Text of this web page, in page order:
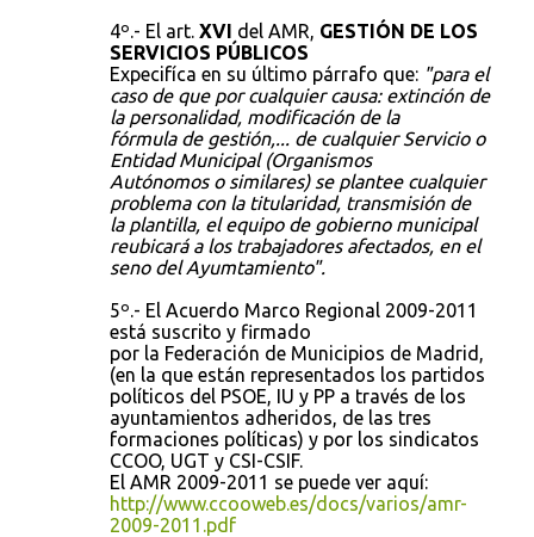
4º.- El art. XVI del AMR, GESTIÓN DE LOS
SERVICIOS PÚBLICOS
Expecifíca en su último párrafo que: "para el
caso de que por cualquier causa: extinción de
la personalidad, modificación de la
fórmula de gestión,... de cualquier Servicio o
Entidad Municipal (Organismos
Autónomos o similares) se plantee cualquier
problema con la titularidad, transmisión de
la plantilla, el equipo de gobierno municipal
reubicará a los trabajadores afectados, en el
seno del Ayumtamiento".
5º.- El Acuerdo Marco Regional 2009-2011
está suscrito y firmado
por la Federación de Municipios de Madrid,
(en la que están representados los partidos
políticos del PSOE, IU y PP a través de los
ayuntamientos adheridos, de las tres
formaciones políticas) y por los sindicatos
CCOO, UGT y CSI-CSIF.
El AMR 2009-2011 se puede ver aquí:
http://www.ccooweb.es/docs/varios/amr-
2009-2011.pdf